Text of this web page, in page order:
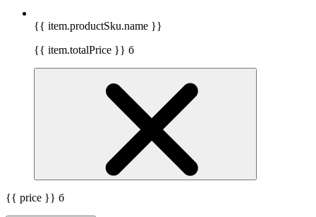
{{ item.productSku.name }}
{{ item.totalPrice }} б
{{ price }} б